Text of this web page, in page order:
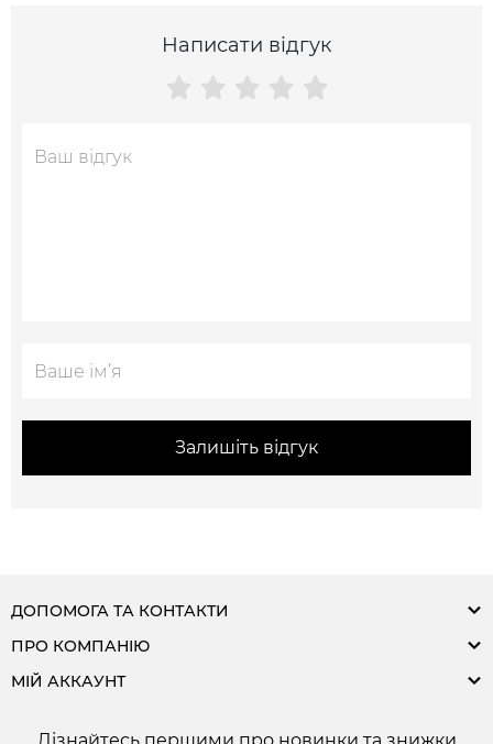
Написати відгук
Залишіть відгук
ДОПОМОГА ТА КОНТАКТИ
ПРО КОМПАНІЮ
МІЙ АККАУНТ